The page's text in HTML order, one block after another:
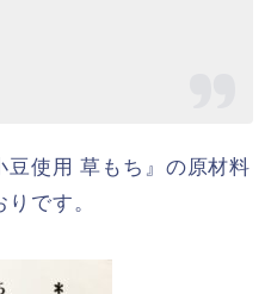
豆使用 草もち』の原材料
です。